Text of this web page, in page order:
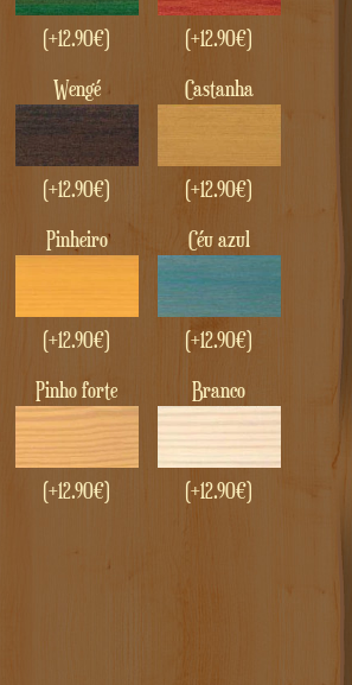
(+12.90€) (+12.90€)
Wengé
(+12.90€)
castanha
(+12.90€)
Pinheiro
(+12.90€)
Céu azul
(+12.90€)
Pinho forte
(+12.90€)
Branco
(+12.90€)